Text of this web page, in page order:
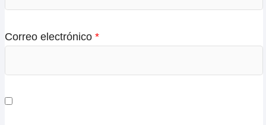
Correo electrónico *